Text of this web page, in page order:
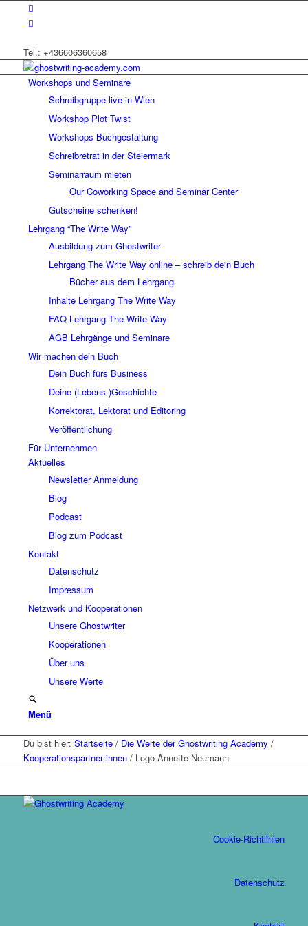
Tel.: +436606360658
Workshops und Seminare
Schreibgruppe live in Wien
Workshop Plot Twist
Workshops Buchgestaltung
Schreibretrat in der Steiermark
Seminarraum mieten
Our Coworking Space and Seminar Center
Gutscheine schenken!
Lehrgang “The Write Way”
Ausbildung zum Ghostwriter
Lehrgang The Write Way online – schreib dein Buch
Bücher aus dem Lehrgang
Inhalte Lehrgang The Write Way
FAQ Lehrgang The Write Way
AGB Lehrgänge und Seminare
Wir machen dein Buch
Dein Buch fürs Business
Deine (Lebens-)Geschichte
Korrektorat, Lektorat und Editoring
Veröffentlichung
Für Unternehmen
Aktuelles
Newsletter Anmeldung
Blog
Podcast
Blog zum Podcast
Kontakt
Datenschutz
Impressum
Netzwerk und Kooperationen
Unsere Ghostwriter
Kooperationen
Über uns
Unsere Werte
Menü
Du bist hier: Startseite / Die Werte der Ghostwriting Academy /
Kooperationspartner:innen / Logo-Annette-Neumann
Cookie-Richtlinien
Datenschutz